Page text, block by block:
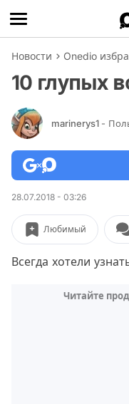
Новости Onedio
10 глупых
marinerys1 -
28.07.2018 - 03:26
Любимый
Всегда хотели
Читайте